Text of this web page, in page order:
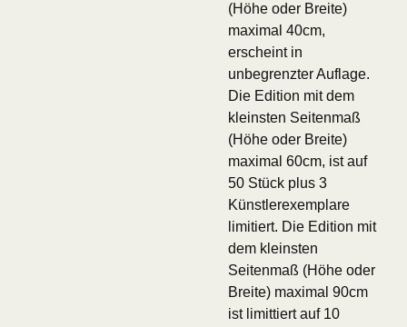
(Höhe oder Breite)
maximal 40cm,
erscheint in
unbegrenzter Auflage.
Die Edition mit dem
kleinsten Seitenmaß
(Höhe oder Breite)
maximal 60cm, ist auf
50 Stück plus 3
Künstlerexemplare
limitiert. Die Edition mit
dem kleinsten
Seitenmaß (Höhe oder
Breite) maximal 90cm
ist limittiert auf 10